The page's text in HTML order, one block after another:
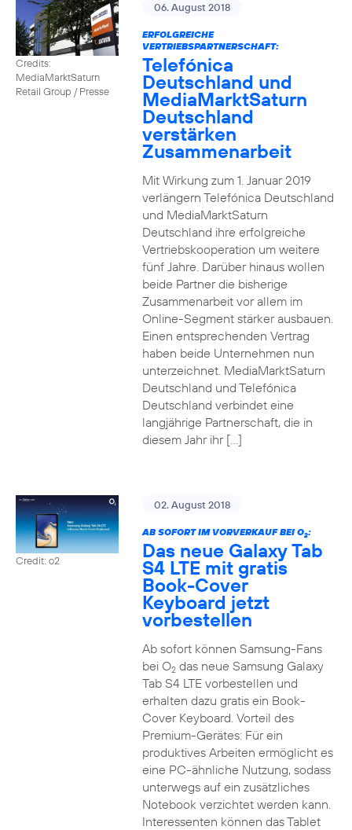
Credits:
MediaMarktSaturn
Retail Group / Presse
06. August 2018
ERFOLGREICHE
VERTRIEBSPARTNERSCHAFT:
Telefónica
Deutschland und
MediaMarktSaturn
Deutschland
verstärken
Zusammenarbeit
Mit Wirkung zum 1. Januar 2019
verlängern Telefónica Deutschland
und MediaMarktSaturn
Deutschland ihre erfolgreiche
Vertriebskooperation um weitere
fünf Jahre. Darüber hinaus wollen
beide Partner die bisherige
Zusammenarbeit vor allem im
Online-Segment stärker ausbauen.
Einen entsprechenden Vertrag
haben beide Unternehmen nun
unterzeichnet. MediaMarktSaturn
Deutschland und Telefónica
Deutschland verbindet eine
langjährige Partnerschaft, die in
diesem Jahr ihr […]
Credit: o2
02. August 2018
AB SOFORT IM VORVERKAUF BEI O2:
Das neue Galaxy Tab
S4 LTE mit gratis
Book-Cover
Keyboard jetzt
vorbestellen
Ab sofort können Samsung-Fans
bei O2das neue Samsung Galaxy
Tab S4 LTE vorbestellen und
erhalten dazu gratis ein Book-
Cover Keyboard. Vorteil des
Premium-Gerätes: Für ein
produktives Arbeiten ermöglicht es
eine PC-ähnliche Nutzung, sodass
unterwegs auf ein zusätzliches
Notebook verzichtet werden kann.
Interessenten können das Tablet